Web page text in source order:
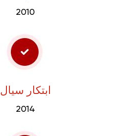
2010
ابتكار سيال
2014